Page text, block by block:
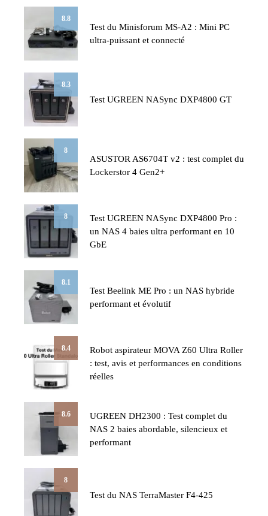
8.8
Test du Minisforum MS-A2 : Mini PC
ultra-puissant et connecté
8.3
Test UGREEN NASync DXP4800 GT
8
ASUSTOR AS6704T v2 : test complet du
Lockerstor 4 Gen2+
8
Test UGREEN NASync DXP4800 Pro :
un NAS 4 baies ultra performant en 10
GbE
8.1
Test Beelink ME Pro : un NAS hybride
performant et évolutif
8.4
Robot aspirateur MOVA Z60 Ultra Roller
: test, avis et performances en conditions
réelles
8.6
UGREEN DH2300 : Test complet du
NAS 2 baies abordable, silencieux et
performant
8
Test du NAS TerraMaster F4-425